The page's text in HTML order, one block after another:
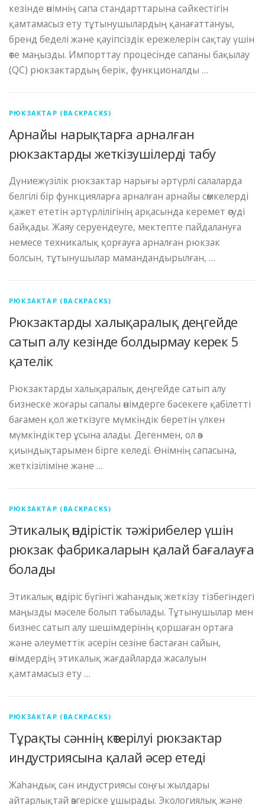
кезінде өнімнің сапа стандарттарына сәйкестігін
қамтамасыз ету тұтынушылардың қанағаттануы,
бренд беделі және қауіпсіздік ережелерін сақтау үшін
өте маңызды. Импорттау процесінде сапаны бақылау
(QC) рюкзактардың берік, функционалды …
РЮКЗАКТАР (BACKPACKS)
Арнайы нарықтарға арналған
рюкзактарды жеткізушілерді табу
Дүниежүзілік рюкзактар ​​нарығы әртүрлі салаларда
белгілі бір функцияларға арналған арнайы сөмкелерді
қажет ететін әртүрлілігінің арқасында керемет өсуді
байқады. Жаяу серуендеуге, мектепте пайдалануға
немесе техникалық қорғауға арналған рюкзак
болсын, тұтынушылар мамандандырылған, …
РЮКЗАКТАР (BACKPACKS)
Рюкзактарды халықаралық деңгейде
сатып алу кезінде болдырмау керек 5
қателік
Рюкзактарды халықаралық деңгейде сатып алу
бизнеске жоғары сапалы өнімдерге бәсекеге қабілетті
бағамен қол жеткізуге мүмкіндік беретін үлкен
мүмкіндіктер ұсына алады. Дегенмен, ол өз
қиындықтарымен бірге келеді. Өнімнің сапасына,
жеткізіліміне және …
РЮКЗАКТАР (BACKPACKS)
Этикалық өндірістік тәжірибелер үшін
рюкзак фабрикаларын қалай бағалауға
болады
Этикалық өндіріс бүгінгі жаһандық жеткізу тізбегіндегі
маңызды мәселе болып табылады. Тұтынушылар мен
бизнес сатып алу шешімдерінің қоршаған ортаға
және әлеуметтік әсерін сезіне бастаған сайын,
өнімдердің этикалық жағдайларда жасалуын
қамтамасыз ету …
РЮКЗАКТАР (BACKPACKS)
Тұрақты сәннің көтерілуі рюкзактар ​​
индустриясына қалай әсер етеді
Жаһандық сән индустриясы соңғы жылдары
айтарлықтай өзгеріске ұшырады. Экологиялық және